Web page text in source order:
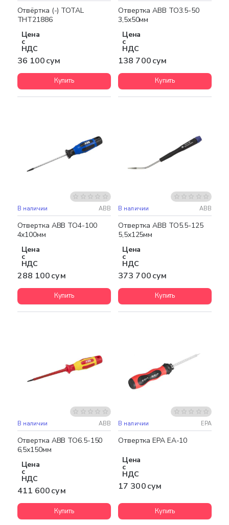
Отвёртка (-) TOTAL
THT21886
Цена
с
НДС
36 100 сум
Купить
Отвертка ABB TO3.5-50
3,5х50мм
Цена
с
НДС
138 700 сум
Купить
В наличии ABB
Отвертка ABB ТО4-100
4х100мм
Цена
с
НДС
288 100 сум
Купить
В наличии ABB
Отвертка ABB ТО5.5-125
5,5х125мм
Цена
с
НДС
373 700 сум
Купить
В наличии ABB
Отвертка ABB ТО6.5-150
6,5х150мм
Цена
с
НДС
411 600 сум
Купить
В наличии EPA
Отвертка EPA EA-10
Цена
с
НДС
17 300 сум
Купить